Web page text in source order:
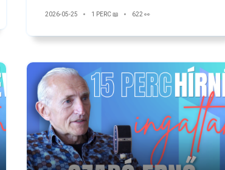
2026-05-25 1 PERC 📖 622 👀